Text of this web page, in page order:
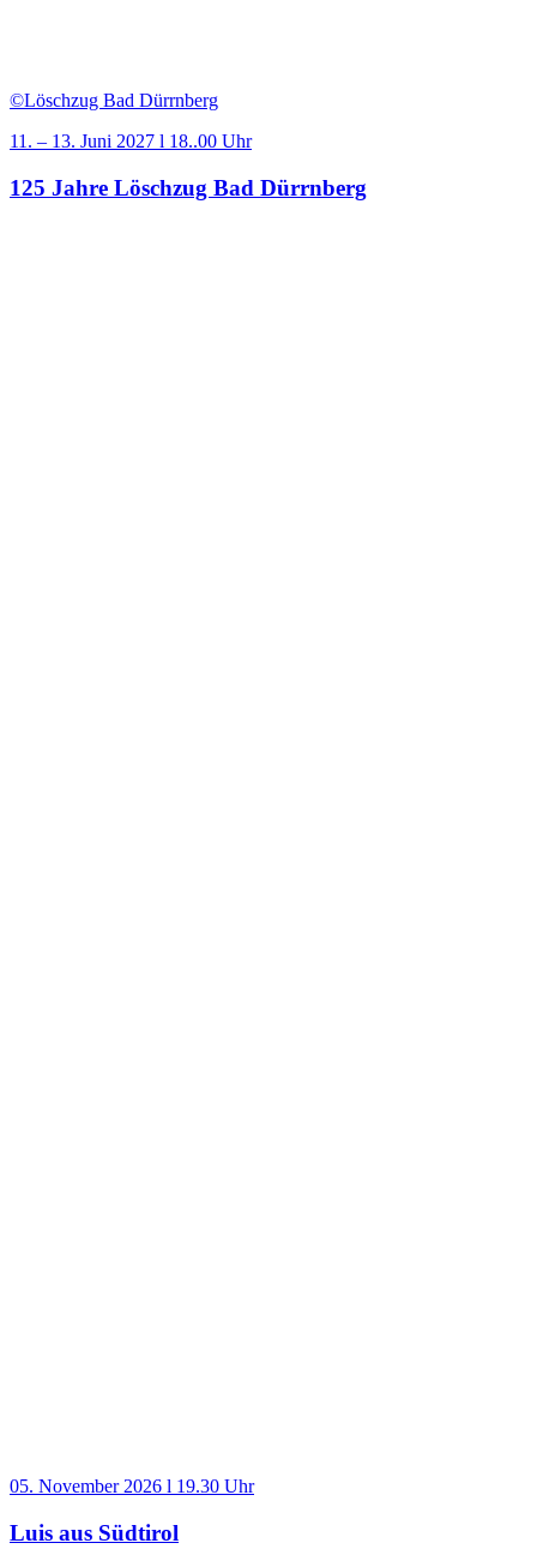
©Löschzug Bad Dürrnberg
11. – 13. Juni 2027 l 18..00 Uhr
125 Jahre Löschzug Bad Dürrnberg
05. November 2026 l 19.30 Uhr
Luis aus Südtirol